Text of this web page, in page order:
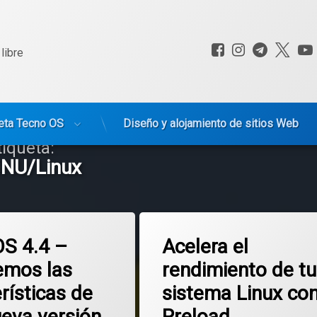
Facebook
Instagram
Tecno OS Diseño y alojamiento de sitios Web
Linux
4.4 –
las
de
Acelera el
rendimiento de tu
sistema Linux
herramientas
memoria
en Acelera el